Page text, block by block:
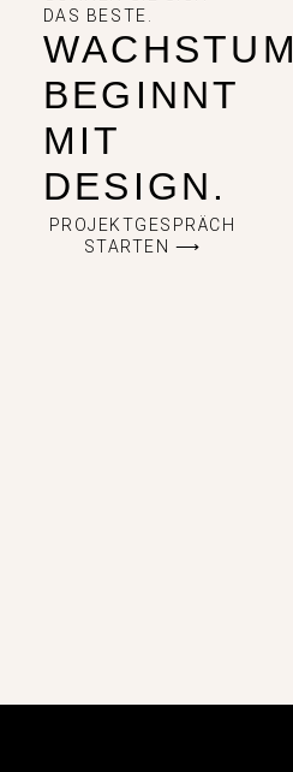
DAS BESTE.
WACHSTUM
BEGINNT
MIT
DESIGN.
PROJEKTGESPRÄCH
STARTEN ⟶